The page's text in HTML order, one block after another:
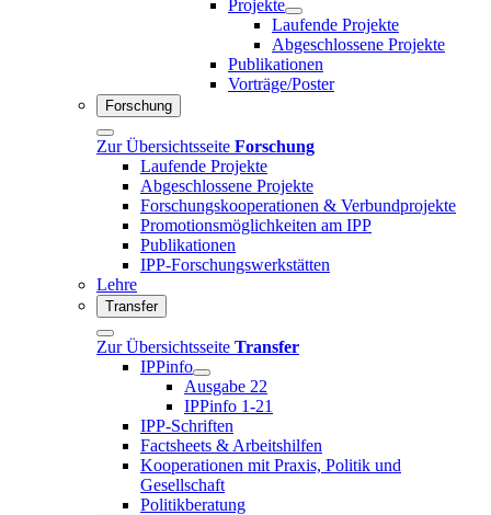
Projekte
Laufende Projekte
Abgeschlossene Projekte
Publikationen
Vorträge/Poster
Forschung
Zur Übersichtsseite Forschung
Laufende Projekte
Abgeschlossene Projekte
Forschungskooperationen & Verbundprojekte
Promotionsmöglichkeiten am IPP
Publikationen
IPP-Forschungswerkstätten
Lehre
Transfer
Zur Übersichtsseite Transfer
IPPinfo
Ausgabe 22
IPPinfo 1-21
IPP-Schriften
Factsheets & Arbeitshilfen
Kooperationen mit Praxis, Politik und
Gesellschaft
Politikberatung